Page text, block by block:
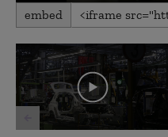
0
seconds
2
minutes,
4
seconds
embed